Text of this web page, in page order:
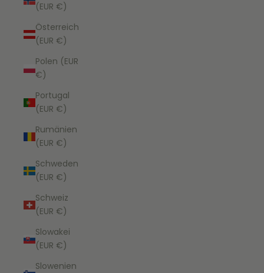
(EUR €)
Österreich
(EUR €)
Polen (EUR
€)
Portugal
(EUR €)
Rumänien
(EUR €)
Schweden
(EUR €)
Schweiz
(EUR €)
Slowakei
(EUR €)
Slowenien